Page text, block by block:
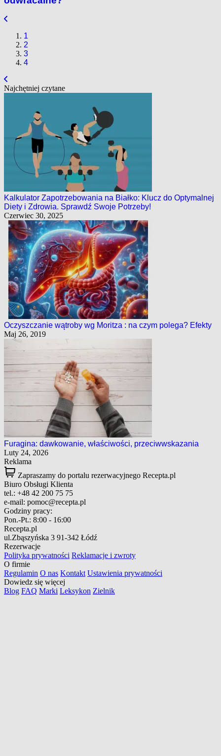
1
2
3
4
Najchętniej czytane
Kalkulator Zapotrzebowania na Białko: Klucz do Optymalnej
Diety i Zdrowia. Sprawdź Swoje Potrzeby!
Czerwiec 30, 2025
Oczyszczanie wątroby wg Moritza : na czym polega? Efekty
Maj 26, 2019
Furagina: dawkowanie, właściwości, przeciwwskazania
Luty 24, 2026
Reklama
Zapraszamy do portalu rezerwacyjnego Recepta.pl
Biuro Obsługi Klienta
tel.: +48 42 200 75 75
e-mail: pomoc@recepta.pl
Godziny pracy:
Pon.-Pt.: 8:00 - 16:00
Recepta.pl
ul.Zbąszyńska 3 91-342 Łódź
Rezerwacje
Polityka prywatności Reklamacje i zwroty
O firmie
Regulamin O nas Kontakt Ustawienia prywatności
Dowiedz się więcej
Blog FAQ Marki Leksykon Zielnik